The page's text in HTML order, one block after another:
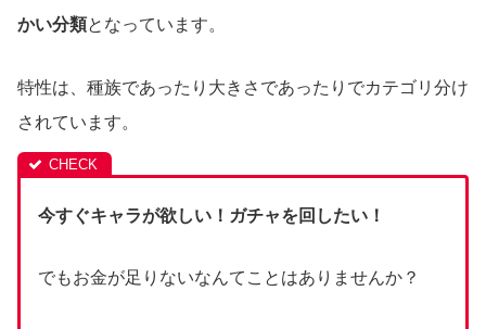
かい分類となっています。
特性は、種族であったり大きさであったりでカテゴリ分け
されています。
今すぐキャラが欲しい！ガチャを回したい！
でもお金が足りないなんてことはありませんか？